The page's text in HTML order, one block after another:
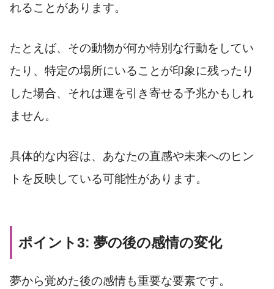
れることがあります。
たとえば、その動物が何か特別な行動をしてい
たり、特定の場所にいることが印象に残ったり
した場合、それは運を引き寄せる予兆かもしれ
ません。
具体的な内容は、あなたの直感や未来へのヒン
トを反映している可能性があります。
ポイント3: 夢の後の感情の変化
夢から覚めた後の感情も重要な要素です。